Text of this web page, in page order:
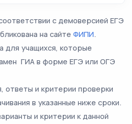
с демоверсией ЕГЭ
на сайте ФИПИ.
для учащихся, которые
ГИА в форме ЕГЭ или ОГЭ
ответы и критерии проверки
в указанные ниже сроки.
и критерии к данной